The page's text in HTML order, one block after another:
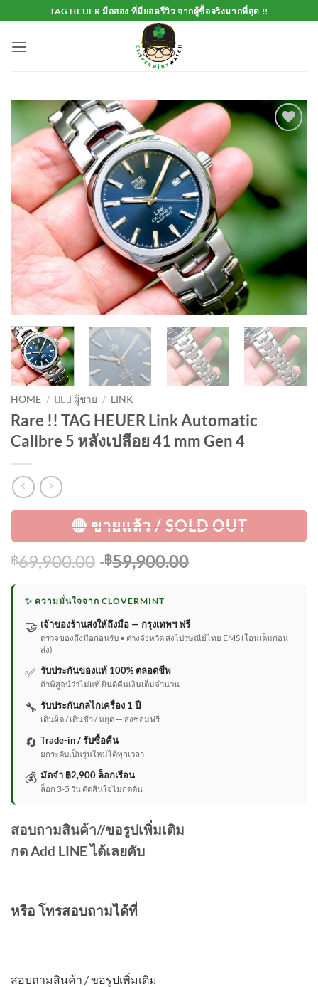
to
content
TAG HEUER มือสอง ที่มียอดรีวิว จากผู้ซื้อจริงมากที่สุด !!
Add to
HOME / 🙋🏻‍♂️ ผู้ชาย / LINK
Rare !! TAG HEUER Link Automatic
Calibre 5 หลังเปลือย 41 mm Gen 4
฿69,900.00 Original
price
was:
฿59,900.00Current
✨ ความมั่นใจจาก CLOVERMINT
🤝 เจ้าของร้านส่งให้ถึงมือ — กรุงเทพฯ ฟรี
ตรวจของถึงมือก่อนรับ • ต่างจังหวัด ส่งไปรษณีย์ไทย EMS (โอนเต็มก่อน
ส่ง)
✅ รับประกันของแท้ 100% ตลอดชีพ
ถ้าพิสูจน์ว่าไม่แท้ ยินดีคืนเงินเต็มจำนวน
🔧 รับประกันกลไกเครื่อง 1 ปี
เดินผิด / เดินช้า / หยุด — ส่งซ่อมฟรี
🔄 Trade-in / รับซื้อคืน
ยกระดับเป็นรุ่นใหม่ได้ทุกเวลา
💰 มัดจำ ฿2,900 ล็อกเรือน
ล็อก 3-5 วัน ตัดสินใจไม่กดดัน
สอบถามสินค้า//ขอรูปเพิ่มเติม
กด Add LINE ได้เลยคับ
หรือ โทรสอบถามได้ที่
สอบถามสินค้า / ขอรูปเพิ่มเติม